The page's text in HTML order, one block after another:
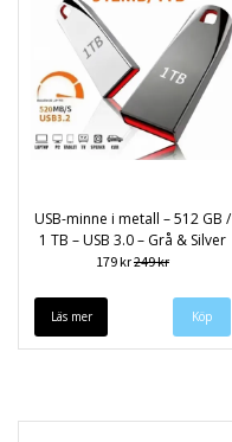
USB-minne i metall – 512 GB /
1 TB – USB 3.0 – Grå & Silver
179 kr249 kr
Läs mer Köp